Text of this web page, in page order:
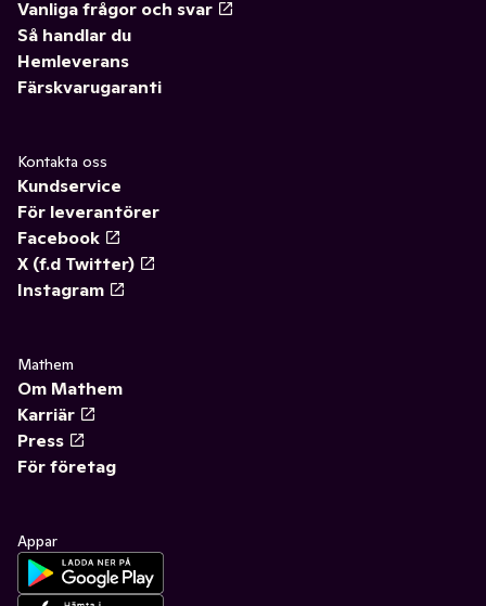
Vanliga frågor och svar
Så handlar du
Hemleverans
Färskvarugaranti
Kontakta oss
Kundservice
För leverantörer
Facebook
X (f.d Twitter)
Instagram
Mathem
Om Mathem
Karriär
Press
För företag
Appar